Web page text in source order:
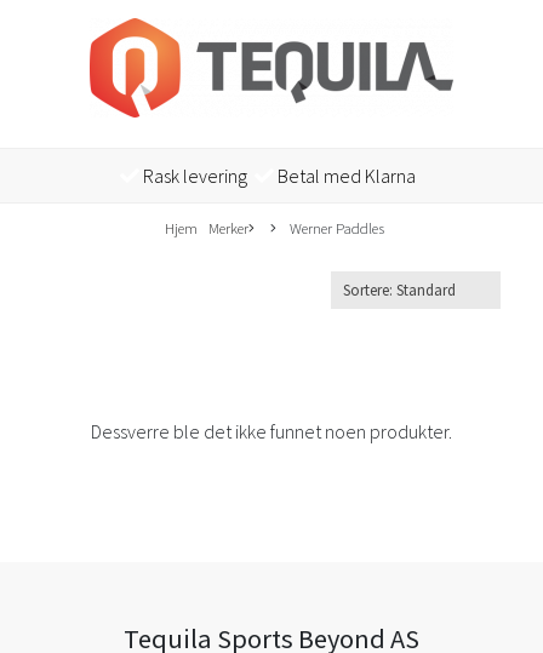
Rask levering Betal med Klarna
Hjem Merker Werner Paddles
Dessverre ble det ikke funnet noen produkter.
Tequila Sports Beyond AS